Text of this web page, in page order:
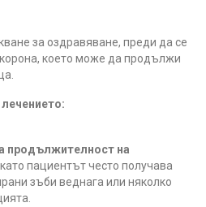
за оздравяване, преди да се
което може да продължи
продължителност на
пациентът често получава
зъби веднага или няколко